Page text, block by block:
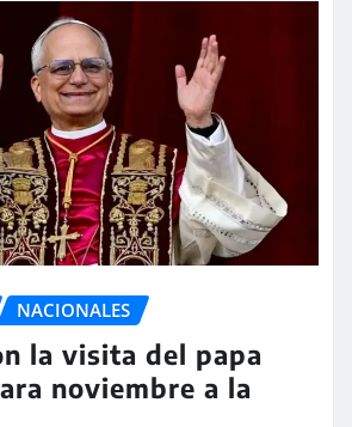
NACIONALES
la visita del papa
noviembre a la